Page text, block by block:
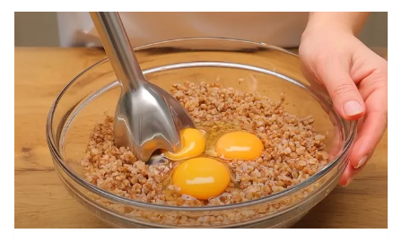
Lekkie, pożywne i genialne w smaku. Oczywiście
nie zabrakło w nim jabłka i cebulki. Jest idealne
na kolację.